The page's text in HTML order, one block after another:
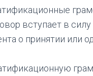
вступает в
о принятии или